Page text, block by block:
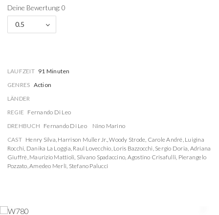
Deine Bewertung: 0
0.5
LAUFZEIT 91 Minuten
GENRES Action
LÄNDER
REGIE Fernando Di Leo
DREHBUCH Fernando Di Leo
Nino Marino
CAST Henry Silva, Harrison Muller Jr.,Woody Strode, Carole André, Luigina
Rocchi, Danika La Loggia, Raul Lovecchio, Loris Bazzocchi, Sergio Doria, Adriana
Giuffrè, Maurizio Mattioli, Silvano Spadaccino, Agostino Crisafulli, Pierangelo
Pozzato,Amedeo Merli, Stefano Palucci